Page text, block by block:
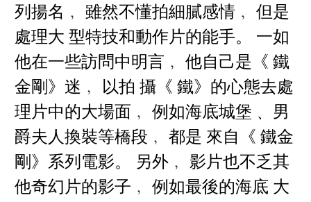
列揚名﹐ 雖然不懂拍細膩感情﹐ 但是
處理大 型特技和動作片的能手。 一如
他在一些訪問中明言﹐ 他自己是《 鐵
金剛》迷﹐ 以拍 攝《 鐵》的心態去處
理片中的大場面﹐ 例如海底城堡﹑ 男
爵夫人換裝等橋段﹐ 都是 來自《 鐵金
剛》系列電影。 另外﹐ 影片也不乏其
他奇幻片的影子﹐ 例如最後的海底 大